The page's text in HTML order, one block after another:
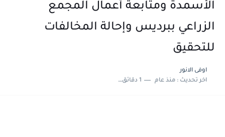
الأسمدة ومتابعة أعمال المجمع
الزراعي ببرديس وإحالة المخالفات
للتحقيق
اوفى الانور
اخر تحديث :منذ عام 1 دقائق للقراءة